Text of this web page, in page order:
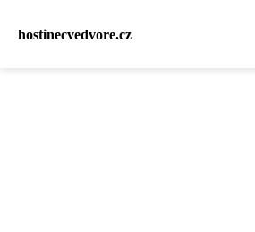
hostinecvedvore.cz